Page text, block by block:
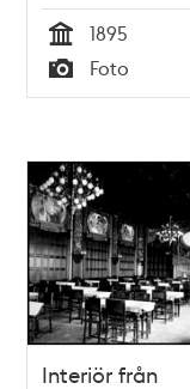
Tid
1895
Typ
Foto
Interiör från